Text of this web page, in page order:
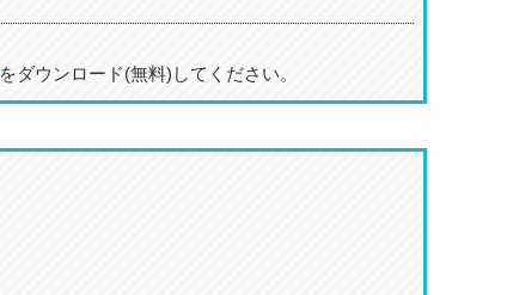
をダウンロード(無料)してください。